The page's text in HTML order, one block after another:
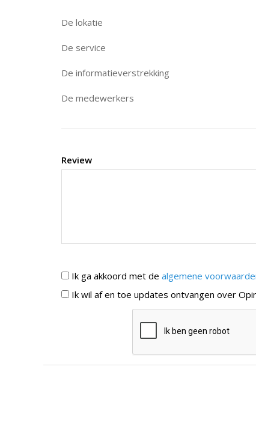
De lokatie
De service
De informatieverstrekking
De medewerkers
Review
Ik ga akkoord met de algemene
Ik wil af en toe updates ontvangen over